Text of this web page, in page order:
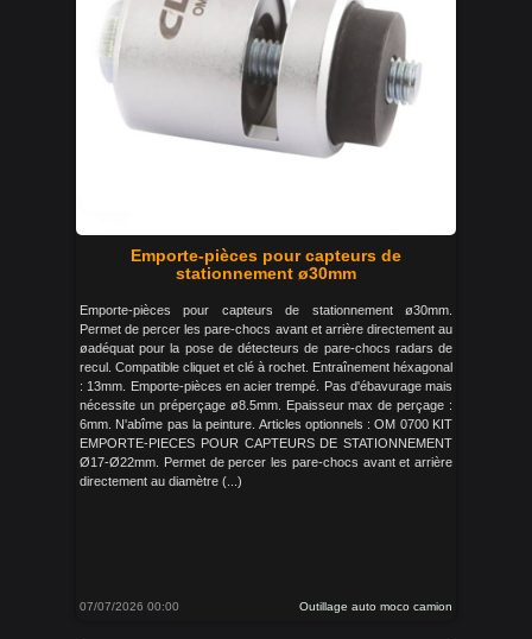
Emporte-pièces pour capteurs de
stationnement ø30mm
Emporte-pièces pour capteurs de stationnement ø30mm.
Permet de percer les pare-chocs avant et arrière directement au
øadéquat pour la pose de détecteurs de pare-chocs radars de
recul. Compatible cliquet et clé à rochet. Entraînement héxagonal
: 13mm. Emporte-pièces en acier trempé. Pas d'ébavurage mais
nécessite un préperçage ø8.5mm. Epaisseur max de perçage :
6mm. N'abîme pas la peinture. Articles optionnels : OM 0700 KIT
EMPORTE-PIECES POUR CAPTEURS DE STATIONNEMENT
Ø17-Ø22mm. Permet de percer les pare-chocs avant et arrière
directement au diamètre (...)
07/07/2026 00:00 Outillage auto moco camion